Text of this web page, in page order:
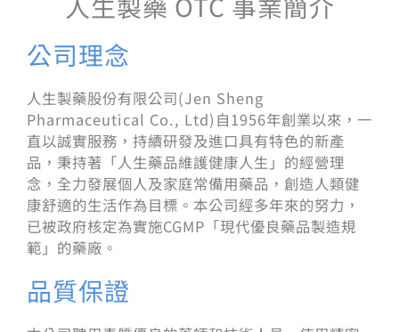
公司理念
人生製藥股份有限公司(Jen Sheng
Pharmaceutical Co., Ltd)自1956年創業以來，一
直以誠實服務，持續研發及進口具有特色的新產
品，秉持著「人生藥品維護健康人生」的經營理
念，全力發展個人及家庭常備用藥品，創造人類健
康舒適的生活作為目標。本公司經多年來的努力，
已被政府核定為實施CGMP「現代優良藥品製造規
範」的藥廠。
品質保證